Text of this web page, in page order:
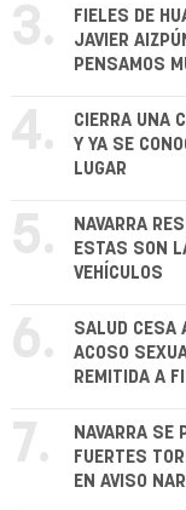
3.
FIELES DE
JAVIER
PENSAMOS
4.
CIERRA UNA
Y YA SE
LUGAR
5.
NAVARRA
ESTAS SON
VEHÍCULOS
6.
SALUD CESA
ACOSO
REMITIDA A
7.
NAVARRA SE
FUERTES
EN AVISO